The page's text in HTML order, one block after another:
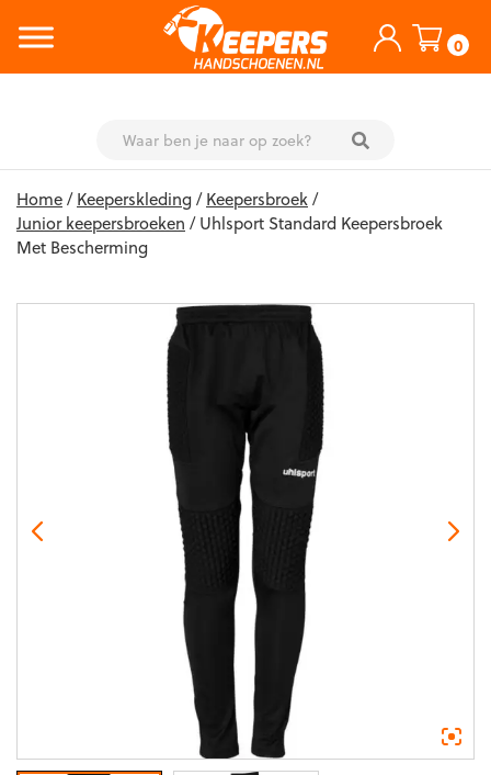
0
content
Home/Keeperskleding/Keepersbroek/
Junior keepersbroeken / Uhlsport Standard Keepersbroek
Met Bescherming